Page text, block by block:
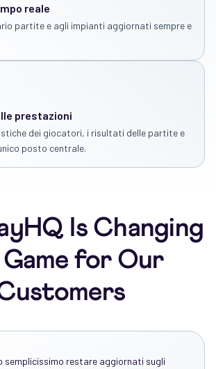
reale
partite e agli impianti aggiornati sempre e
prestazioni
dei giocatori, i risultati delle partite e
posto centrale.
Is Changing
for Our
semplicissimo restare aggiornati sugli